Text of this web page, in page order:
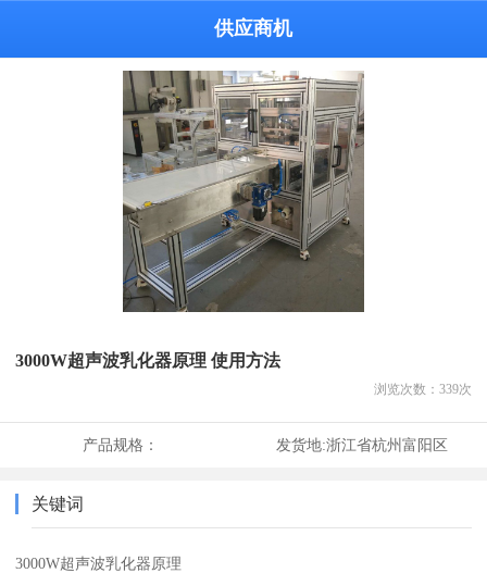
供应商机
3000W超声波乳化器原理 使用方法
浏览次数： 339次
产品规格： 发货地:浙江省杭州富阳区
关键词
3000W超声波乳化器原理